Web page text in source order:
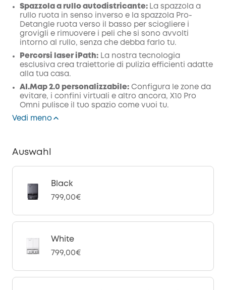
Spazzola a rullo autodistricante: La spazzola a
rullo ruota in senso inverso e la spazzola Pro-
Detangle ruota verso il basso per sciogliere i
grovigli e rimuovere i peli che si sono avvolti
intorno al rullo, senza che debba farlo tu.
Percorsi laser iPath: La nostra tecnologia
esclusiva crea traiettorie di pulizia efficienti adatte
alla tua casa.
AI.Map 2.0 personalizzabile: Configura le zone da
evitare, i confini virtuali e altro ancora, X10 Pro
Omni pulisce il tuo spazio come vuoi tu.
Vedi meno
Auswahl
Black
799,00€
White
799,00€